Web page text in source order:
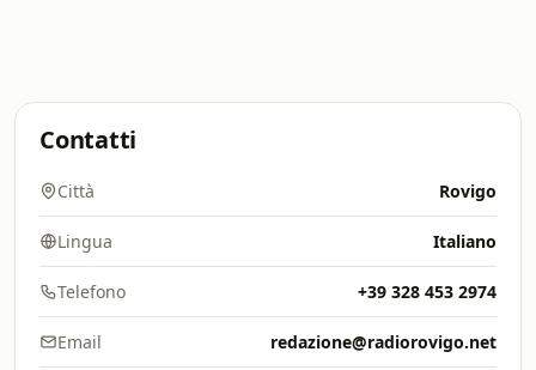
Contatti
Città Rovigo
Lingua Italiano
Telefono +39 328 453 2974
Email redazione@radiorovigo.net